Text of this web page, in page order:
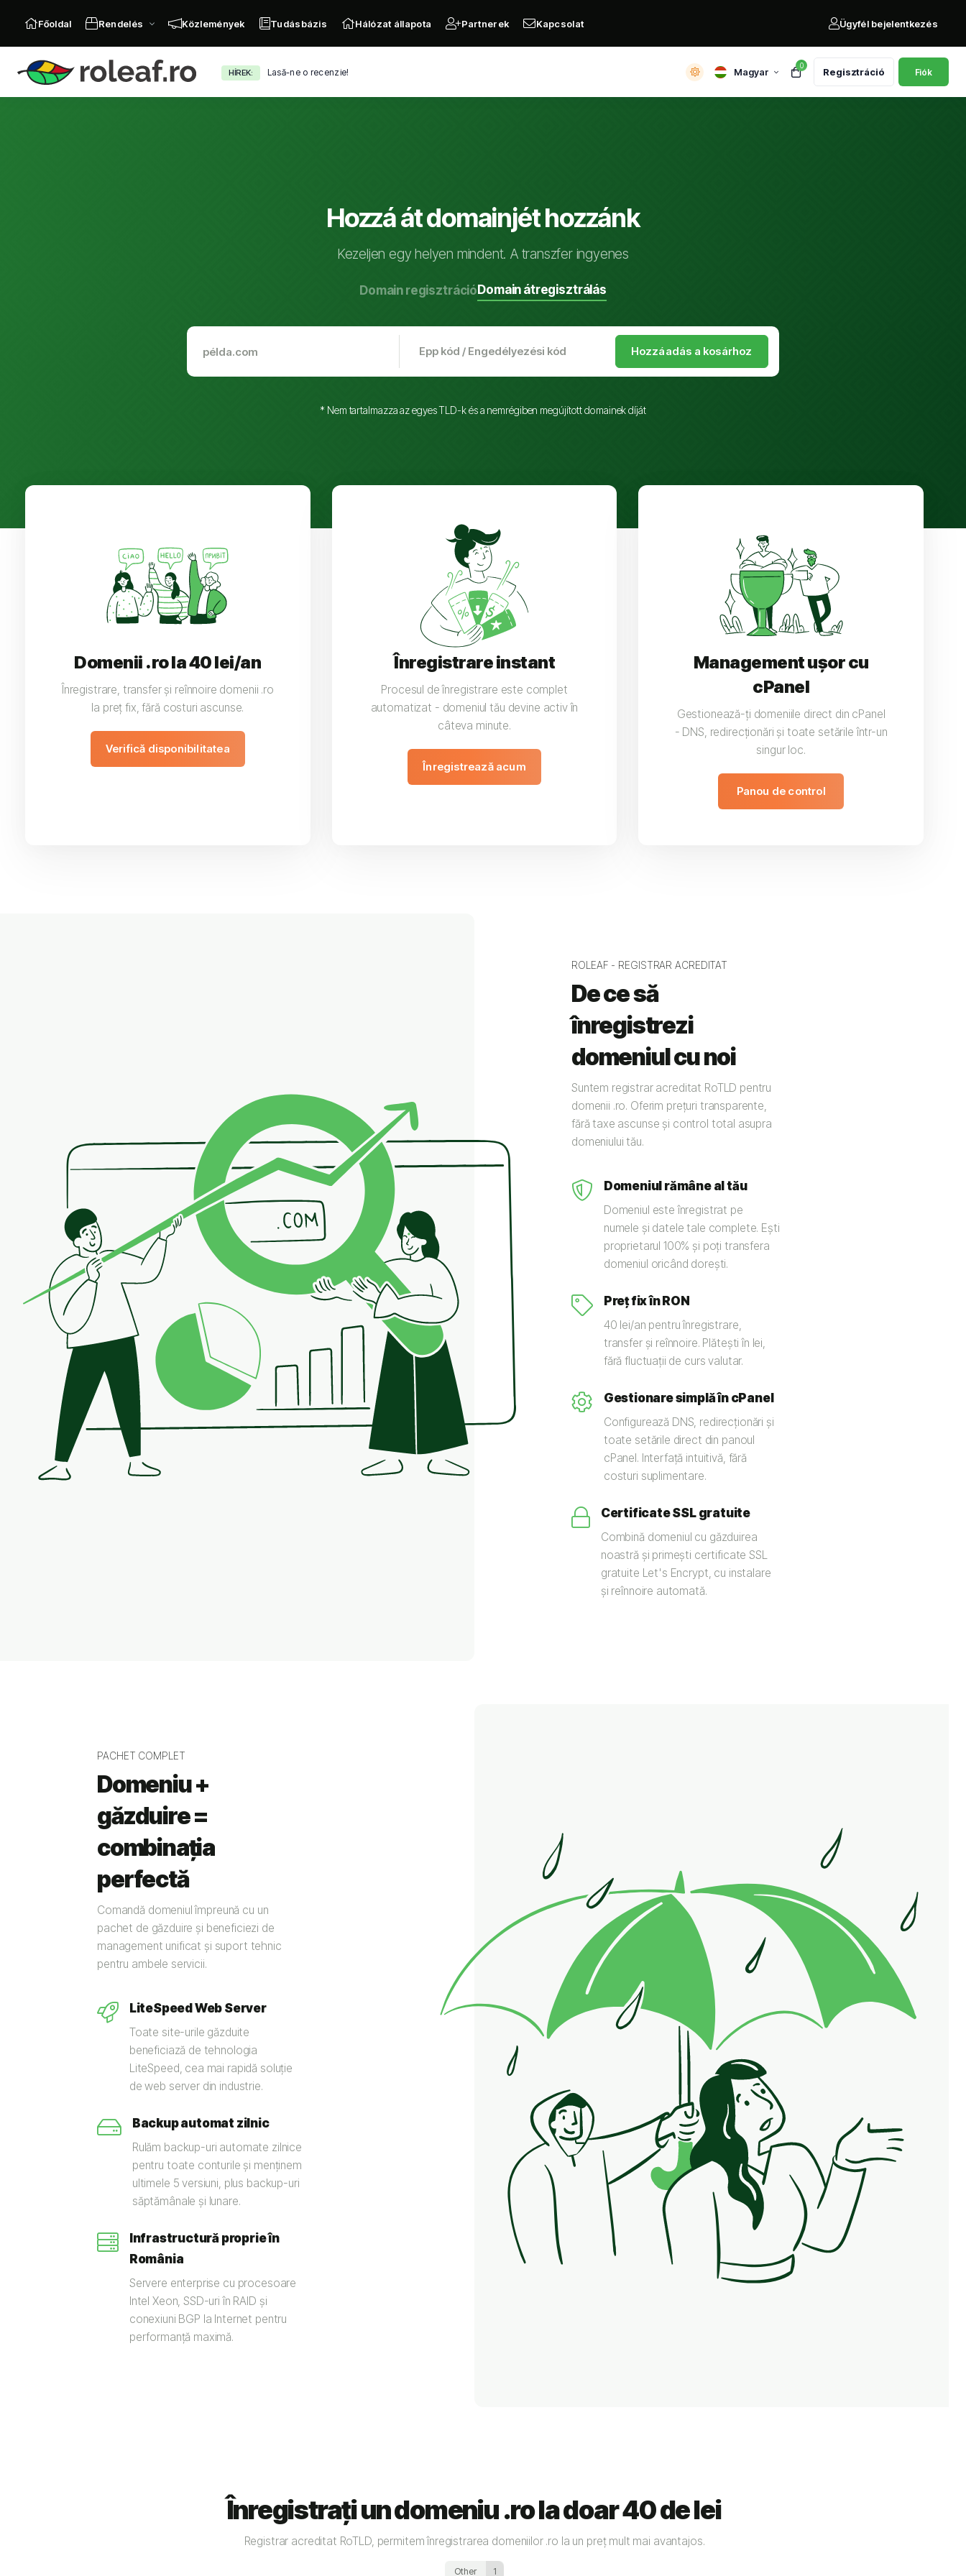
HÍREK: Lasă-ne o recenzie! Magyar
0
Regisztráció Fiók
Főoldal Rendelés Közlemények Tudásbázis Hálózat állapota Partnerek Kapcsolat Ügyfél bejelentkezés
Hozzá át domainjét hozzánk
Kezeljen egy helyen mindent. A transzfer ingyenes
Domain regisztrációDomain átregisztrálás
Hozzáadás a kosárhoz
* Nem tartalmazza az egyes TLD-k és a nemrégiben megújított domainek díját
Domenii .ro la 40 lei/an
Înregistrare, transfer și reînnoire domenii .ro
la preț fix, fără costuri ascunse.
Verifică disponibilitatea
Înregistrare instant
Procesul de înregistrare este complet
automatizat - domeniul tău devine activ în
câteva minute.
Înregistrează acum
Management ușor cu
cPanel
Gestionează-ți domeniile direct din cPanel
- DNS, redirecționări și toate setările într-un
singur loc.
Panou de control
ROLEAF - REGISTRAR ACREDITAT
De ce să
înregistrezi
domeniul cu noi
Suntem registrar acreditat RoTLD pentru
domenii .ro. Oferim prețuri transparente,
fără taxe ascunse și control total asupra
domeniului tău.
Domeniul rămâne al tău
Domeniul este înregistrat pe
numele și datele tale complete. Ești
proprietarul 100% și poți transfera
domeniul oricând dorești.
Preț fix în RON
40 lei/an pentru înregistrare,
transfer și reînnoire. Plătești în lei,
fără fluctuații de curs valutar.
Gestionare simplă în cPanel
Configurează DNS, redirecționări și
toate setările direct din panoul
cPanel. Interfață intuitivă, fără
costuri suplimentare.
Certificate SSL gratuite
Combină domeniul cu găzduirea
noastră și primești certificate SSL
gratuite Let's Encrypt, cu instalare
și reînnoire automată.
PACHET COMPLET
Domeniu +
găzduire =
combinația
perfectă
Comandă domeniul împreună cu un
pachet de găzduire și beneficiezi de
management unificat și suport tehnic
pentru ambele servicii.
LiteSpeed Web Server
Toate site-urile găzduite
beneficiază de tehnologia
LiteSpeed, cea mai rapidă soluție
de web server din industrie.
Backup automat zilnic
Rulăm backup-uri automate zilnice
pentru toate conturile și menținem
ultimele 5 versiuni, plus backup-uri
săptămânale și lunare.
Infrastructură proprie în
România
Servere enterprise cu procesoare
Intel Xeon, SSD-uri în RAID și
conexiuni BGP la Internet pentru
performanță maximă.
Înregistrați un domeniu .ro la doar 40 de lei
Registrar acreditat RoTLD, permitem înregistrarea domeniilor .ro la un preț mult mai avantajos.
Other 1